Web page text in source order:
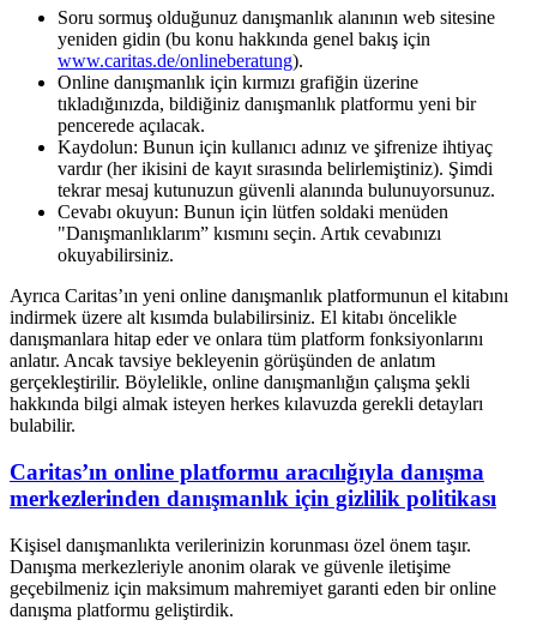
Soru sormuş olduğunuz danışmanlık alanının web sitesine
yeniden gidin (bu konu hakkında genel bakış için
www.caritas.de/onlineberatung).
Online danışmanlık için kırmızı grafiğin üzerine
tıkladığınızda, bildiğiniz danışmanlık platformu yeni bir
pencerede açılacak.
Kaydolun: Bunun için kullanıcı adınız ve şifrenize ihtiyaç
vardır (her ikisini de kayıt sırasında belirlemiştiniz). Şimdi
tekrar mesaj kutunuzun güvenli alanında bulunuyorsunuz.
Cevabı okuyun: Bunun için lütfen soldaki menüden
"Danışmanlıklarım” kısmını seçin. Artık cevabınızı
okuyabilirsiniz.
Ayrıca Caritas’ın yeni online danışmanlık platformunun el kitabını
indirmek üzere alt kısımda bulabilirsiniz. El kitabı öncelikle
danışmanlara hitap eder ve onlara tüm platform fonksiyonlarını
anlatır. Ancak tavsiye bekleyenin görüşünden de anlatım
gerçekleştirilir. Böylelikle, online danışmanlığın çalışma şekli
hakkında bilgi almak isteyen herkes kılavuzda gerekli detayları
bulabilir.
Caritas’ın online platformu aracılığıyla danışma
merkezlerinden danışmanlık için gizlilik politikası
Kişisel danışmanlıkta verilerinizin korunması özel önem taşır.
Danışma merkezleriyle anonim olarak ve güvenle iletişime
geçebilmeniz için maksimum mahremiyet garanti eden bir online
danışma platformu geliştirdik.